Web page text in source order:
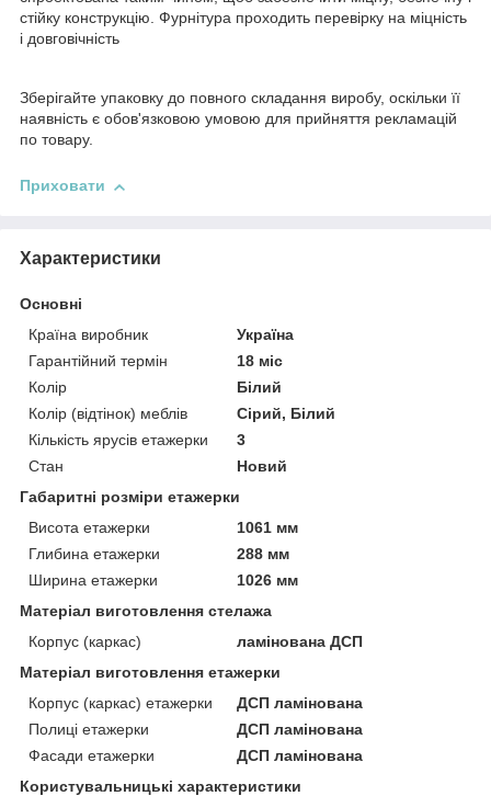
стійку конструкцію. Фурнітура проходить перевірку на міцність
і довговічність
Зберігайте упаковку до повного складання виробу, оскільки її
наявність є обов'язковою умовою для прийняття рекламацій
по товару.
Приховати
Характеристики
Основні
Країна виробник
Україна
Гарантійний термін
18 міс
Колір
Білий
Колір (відтінок) меблів
Сірий, Білий
Кількість ярусів етажерки
3
Стан
Новий
Габаритні розміри етажерки
Висота етажерки
1061 мм
Глибина етажерки
288 мм
Ширина етажерки
1026 мм
Матеріал виготовлення стелажа
Корпус (каркас)
ламінована ДСП
Матеріал виготовлення етажерки
Корпус (каркас) етажерки
ДСП ламінована
Полиці етажерки
ДСП ламінована
Фасади етажерки
ДСП ламінована
Користувальницькі характеристики